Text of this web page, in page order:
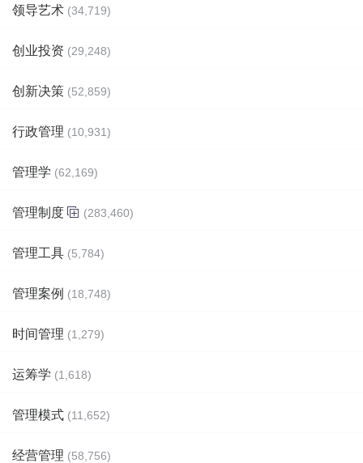
领导艺术 (34,719)
创业投资 (29,248)
创新决策 (52,859)
行政管理 (10,931)
管理学 (62,169)
管理制度 (283,460)
管理工具 (5,784)
管理案例 (18,748)
时间管理 (1,279)
运筹学 (1,618)
管理模式 (11,652)
经营管理 (58,756)